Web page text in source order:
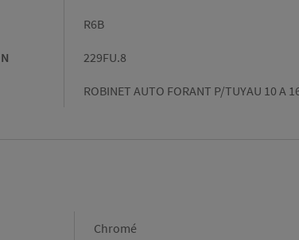
R6B
229FU.8
ROBINET AUTO FORANT P/TUYAU 10 A
Chromé